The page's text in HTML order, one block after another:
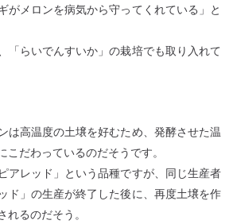
がメロンを病気から守ってくれている」と
「らいでんすいか」の栽培でも取り入れて
は高温度の土壌を好むため、発酵させた温
こだわっているのだそうです。
アレッド」という品種ですが、同じ生産者
ド」の生産が終了した後に、再度土壌を作
れるのだそう。